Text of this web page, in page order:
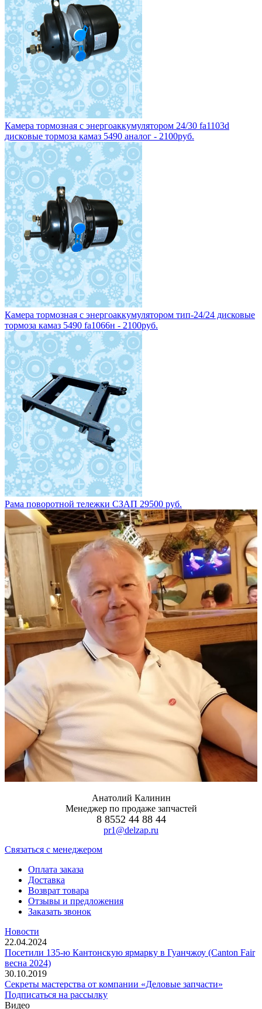
Камера тормозная с энергоаккумулятором тип-24/24 дисковые
тормоза камаз 5490 fa1066н - 2100руб.
Рама поворотной тележки СЗАП 29500 руб.
Анатолий Калинин
Менеджер по продаже запчастей
8 8552 44 88 44
pr1@delzap.ru
Cвязаться с менеджером
Оплата заказа
Доставка
Возврат товара
Отзывы и предложения
Заказать звонок
Новости
22.04.2024
Посетили 135-ю Кантонскую ярмарку в Гуанчжоу (Canton Fair
весна 2024)
Секреты мастерства от компании «Деловые запчасти»
Подписаться на рассылку
Подвеска рессорная для прицепов и полуприцепов
уневерсальная (часть 1)